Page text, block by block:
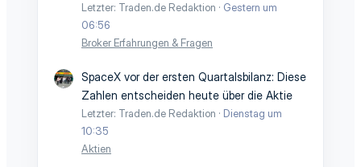
Letzter: Traden.de Redaktion
Gestern um
06:56
Broker Erfahrungen & Fragen
SpaceX vor der ersten Quartalsbilanz: Diese
Zahlen entscheiden heute über die Aktie
Letzter: Traden.de Redaktion
Dienstag um
10:35
Aktien